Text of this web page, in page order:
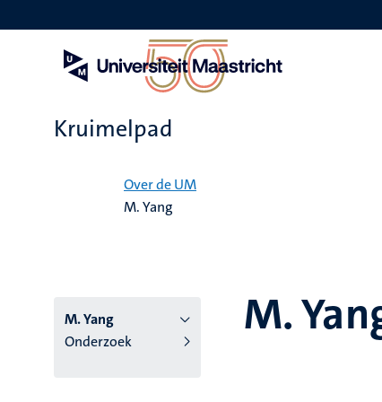
en
Kruimelpad
Over de UM
M. Yang
M. Yang
Onderzoek
M.